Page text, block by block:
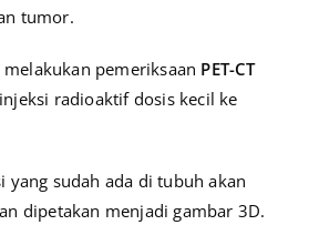
tumor.
melakukan pemeriksaan PET-CT
radioaktif dosis kecil ke
yang sudah ada di tubuh akan
dipetakan menjadi gambar 3D.